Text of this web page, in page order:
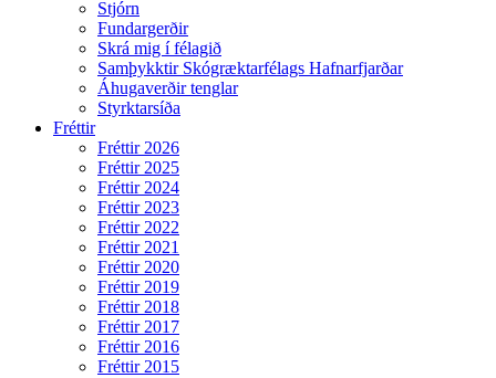
Stjórn
Fundargerðir
Skrá mig í félagið
Samþykktir Skógræktarfélags Hafnarfjarðar
Áhugaverðir tenglar
Styrktarsíða
Fréttir
Fréttir 2026
Fréttir 2025
Fréttir 2024
Fréttir 2023
Fréttir 2022
Fréttir 2021
Fréttir 2020
Fréttir 2019
Fréttir 2018
Fréttir 2017
Fréttir 2016
Fréttir 2015